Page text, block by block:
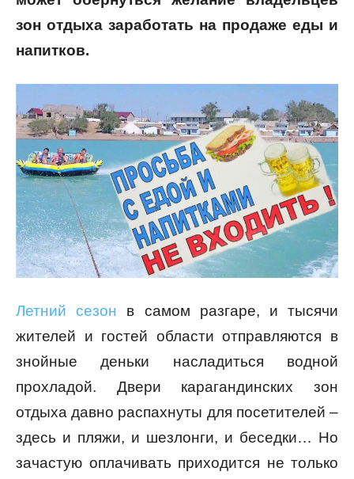
зон отдыха заработать на продаже еды и
напитков.
Летний сезон в самом разгаре, и тысячи
жителей и гостей области отправляются в
знойные деньки насладиться водной
прохладой. Двери карагандинских зон
отдыха давно распахнуты для посетителей –
здесь и пляжи, и шезлонги, и беседки… Но
зачастую оплачивать приходится не только